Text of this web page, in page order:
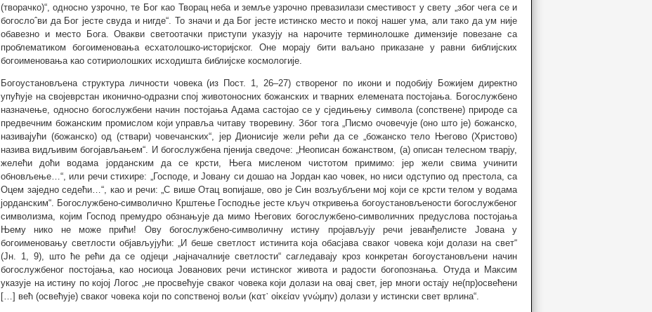
(творачко)“, односно узрочно, те Бог као Творац неба и земље узрочно превазилази сместивост у свету „због чега се и
богослоˆви да Бог јесте свуда и нигде“. То значи и да Бог јесте истинско место и покој нашег ума, али тако да ум није
обавезно и место Бога. Овакви светоотачки приступи указују на нарочите терминолошке димензије повезане са
проблематиком богоименовања есхатолошко-историјског. Оне морају бити ваљано приказане у равни библијских
богоименовања као сотириолошких исходишта библијске космологије.
Богоустановљена структура личности човека (из Пост. 1, 26–27) створеног по икони и подобију Божијем директно
упућује на својеврстан иконично-одразни спој животоносних божанских и тварних елемената постојања. Богослужбено
назначење, односно богослужбени начин постојања Адама састојао се у сједињењу символа (сопствене) природе са
предвечним божанским промислом који управља читаву творевину. Због тога „Писмо очовечује (оно што је) божанско,
називајући (божанско) од (ствари) човечанских“, јер Дионисије жели рећи да се „божанско тело Његово (Христово)
назива видљивим богојављањем“. И богослужбена пјенија сведоче: „Неописан божанством, (а) описан телесном тварју,
желећи доћи водама jорданским да се крсти, Њега мисленом чистотом примимо: јер жели свима учинити
обновљење…“, или речи стихире: „Господе, и Јовану си дошао на Jордан као човек, но ниси одступио од престола, са
Оцем заједно седећи…“, као и речи: „С више Отац вопијаше, ово је Син возљубљени мој који се крсти телом у водама
јорданским“. Богослужбено-символично Крштење Господње јесте кључ откривења богоустановљености богослужбеног
символизма, којим Господ премудро обзнањује да мимо Његових богослужбено-символичних предуслова постојања
Њему нико не може прићи! Ову богослужбено-символичну истину пројављују речи јеванђелисте Јована у
богоименовању светлости објављујући: „И беше светлост истинита која обасјава сваког човека који долази на свет“
(Јн. 1, 9), што ће рећи да се одјеци „најначалније светлости“ сагледавају кроз конкретан богоустановљени начин
богослужбеног постојања, као носиоца Јованових речи истинског живота и радости богопознања. Отуда и Максим
указује на истину по којој Логос „не просвећује сваког човека који долази на овај свет, јер многи остају не(пр)освећени
[…] већ (освећује) сваког човека који по сопственој вољи (κατ᾽ οἰκείαν γνώμην) долази у истински свет врлина“.